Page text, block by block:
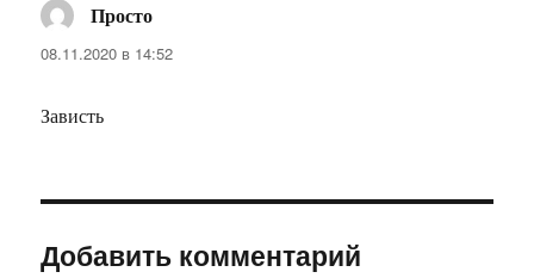
Просто
08.11.2020 в 14:52
Зависть
Добавить комментарий